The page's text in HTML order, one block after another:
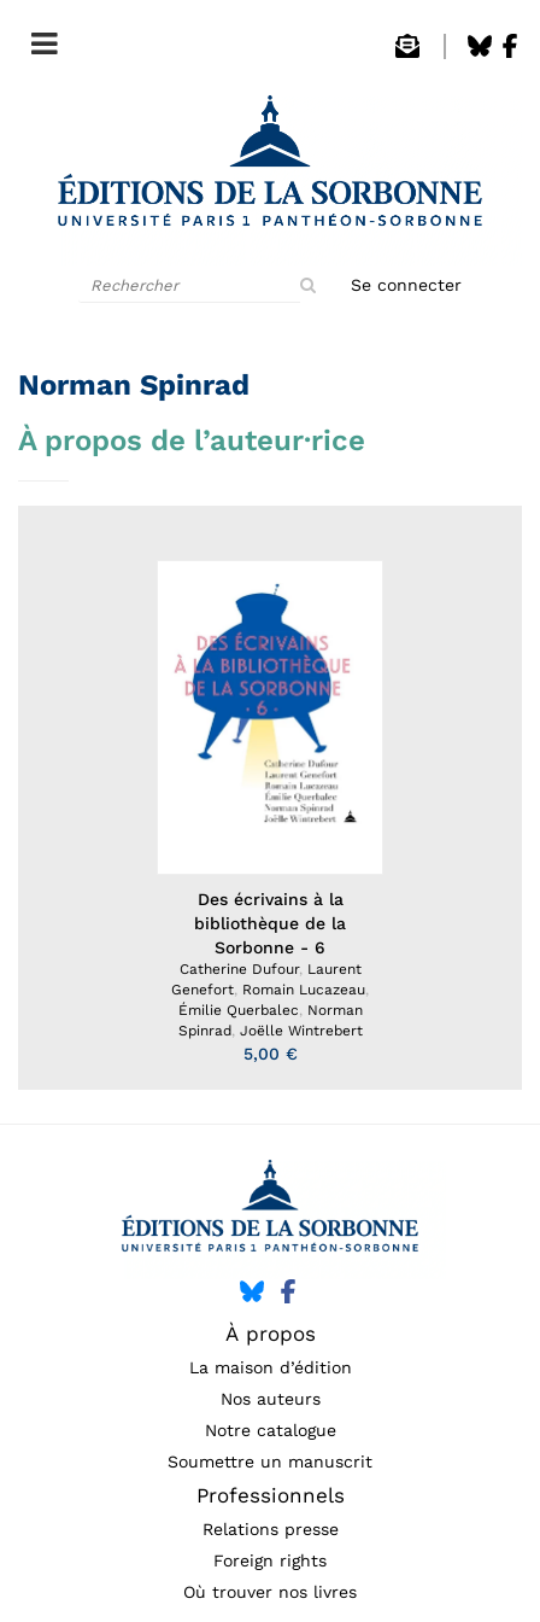
Se connecter
Norman Spinrad
À propos de l’auteur·rice
Des écrivains à la
bibliothèque de la
Sorbonne - 6
Catherine Dufour, Laurent
Genefort Romain Lucazeau
Émilie Querbalec
Norman
Spinrad, Joëlle Wintrebert
5,00 €
À propos
La maison d’édition
Nos auteurs
Notre catalogue
Soumettre un manuscrit
Professionnels
Relations presse
Foreign rights
Où trouver nos livres